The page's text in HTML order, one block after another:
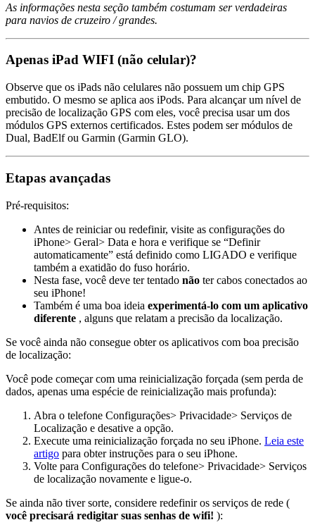
As informações nesta seção também costumam ser verdadeiras
para navios de cruzeiro / grandes.
Apenas iPad WIFI (não celular)?
Observe que os iPads não celulares não possuem um chip GPS
embutido. O mesmo se aplica aos iPods. Para alcançar um nível de
precisão de localização GPS com eles, você precisa usar um dos
módulos GPS externos certificados. Estes podem ser módulos de
Dual, BadElf ou Garmin (Garmin GLO).
Etapas avançadas
Pré-requisitos:
Antes de reiniciar ou redefinir, visite as configurações do
iPhone> Geral> Data e hora e verifique se “Definir
automaticamente” está definido como LIGADO e verifique
também a exatidão do fuso horário.
Nesta fase, você deve ter tentado não ter cabos conectados ao
seu iPhone!
Também é uma boa ideia experimentá-lo com um aplicativo
diferente , alguns que relatam a precisão da localização.
Se você ainda não consegue obter os aplicativos com boa precisão
de localização:
Você pode começar com uma reinicialização forçada (sem perda de
dados, apenas uma espécie de reinicialização mais profunda):
Abra o telefone Configurações> Privacidade> Serviços de
Localização e desative a opção.
Execute uma reinicialização forçada no seu iPhone. Leia este
artigo para obter instruções para o seu iPhone.
Volte para Configurações do telefone> Privacidade> Serviços
de localização novamente e ligue-o.
Se ainda não tiver sorte, considere redefinir os serviços de rede (
você precisará redigitar suas senhas de wifi! ):